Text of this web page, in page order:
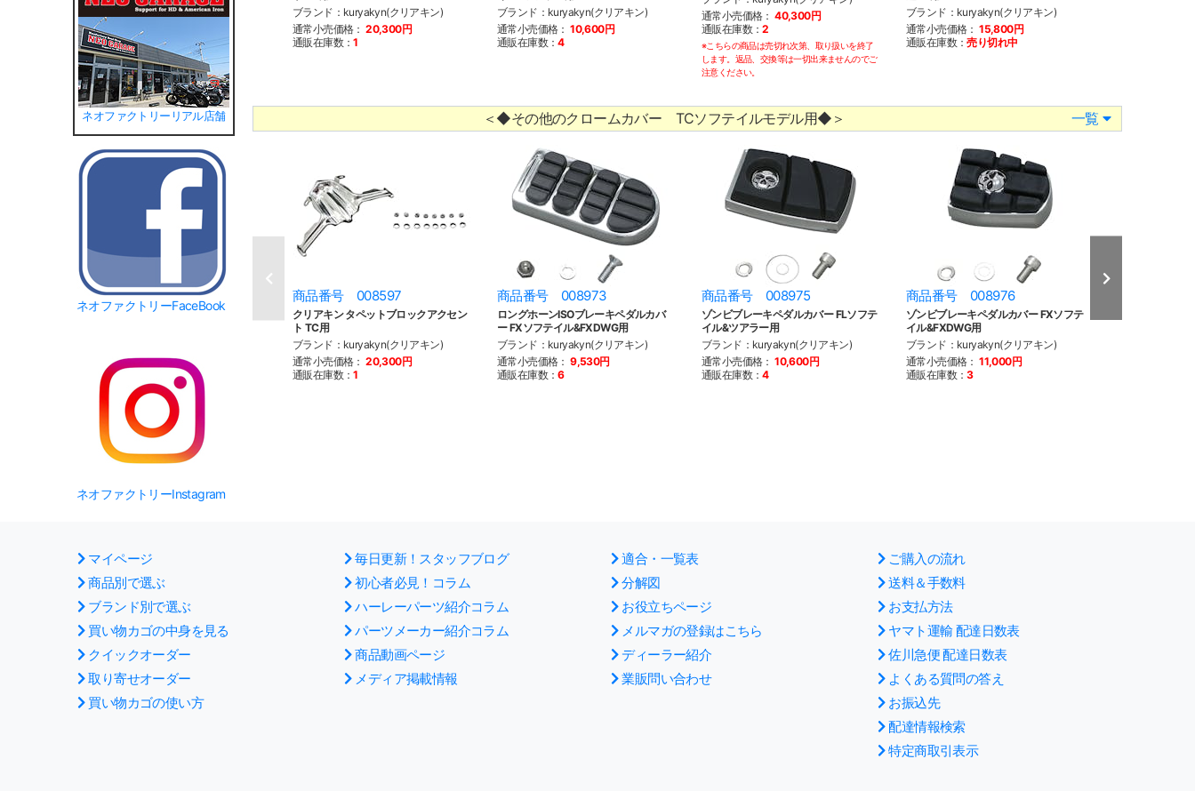
ネオファクトリーリアル店舗
ネオファクトリーFaceBook
ネオファクトリーInstagram
ブランド：kuryakyn(クリアキン)
通常小売価格： 20,300円
通販在庫数：1
ブランド：kuryakyn(クリアキン)
通常小売価格： 10,600円
通販在庫数：4
通常小売価格： 40,300円
通販在庫数：2
※こちらの商品は売切れ次第、取り扱いを終了
します。返品、交換等は一切出来ませんのでご
注意ください。
ブランド：kuryakyn(クリアキン)
通常小売価格： 15,800円
通販在庫数：売り切れ中
＜◆その他のクロームカバー TCソフテイルモデル用◆＞ 一覧
商品番号 008597
クリアキン タペットブロックアクセン
ト TC用
ブランド：kuryakyn(クリアキン)
通常小売価格： 20,300円
通販在庫数：1
商品番号 008973
ロングホーンISOブレーキペダルカバ
ー FXソフテイル&FXDWG用
ブランド：kuryakyn(クリアキン)
通常小売価格： 9,530円
通販在庫数：6
商品番号 008975
ゾンビブレーキペダルカバー FLソフテ
イル&ツアラー用
ブランド：kuryakyn(クリアキン)
通常小売価格： 10,600円
通販在庫数：4
商品番号 008976
ゾンビブレーキペダルカバー FXソフテ
イル&FXDWG用
ブランド：kuryakyn(クリアキン)
通常小売価格： 11,000円
通販在庫数：3
マイページ
商品別で選ぶ
ブランド別で選ぶ
買い物カゴの中身を見る
クイックオーダー
取り寄せオーダー
買い物カゴの使い方
毎日更新！スタッフブログ
初心者必見！コラム
ハーレーパーツ紹介コラム
パーツメーカー紹介コラム
商品動画ページ
メディア掲載情報
適合・一覧表
分解図
お役立ちページ
メルマガの登録はこちら
ディーラー紹介
業販問い合わせ
ご購入の流れ
送料＆手数料
お支払方法
ヤマト運輸 配達日数表
佐川急便 配達日数表
よくある質問の答え
お振込先
配達情報検索
特定商取引表示